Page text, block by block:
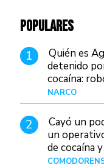
POPULARES
1
Quién es
detenido
cocaína:
judiciales
NARCO
2
Cayó un
un
de cocaína
Patagonia